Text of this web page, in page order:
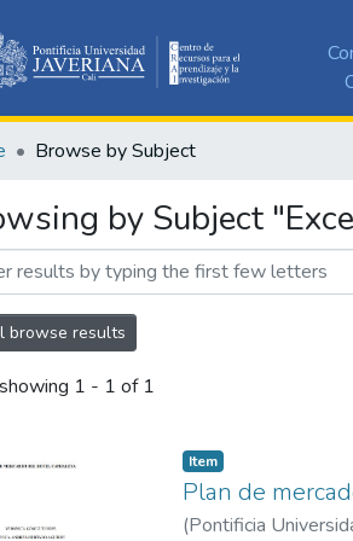
Browse by Subject
by Subject
browse results
1 - 1 of 1
Item
Plan de
(Pontificia